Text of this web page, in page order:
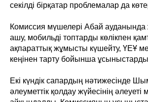
секілді бірқатар проблемалар да
Комиссия мүшелері Абай
ашу, мобильді топтарды көлікпен
ақпараттық жұмысты күшейту, ҮЕҰ
кеңінен тарту бойынша
Екі күндік сапардың нәтижесінде
әлеуметтік қолдау жүйесінің әлеуеті